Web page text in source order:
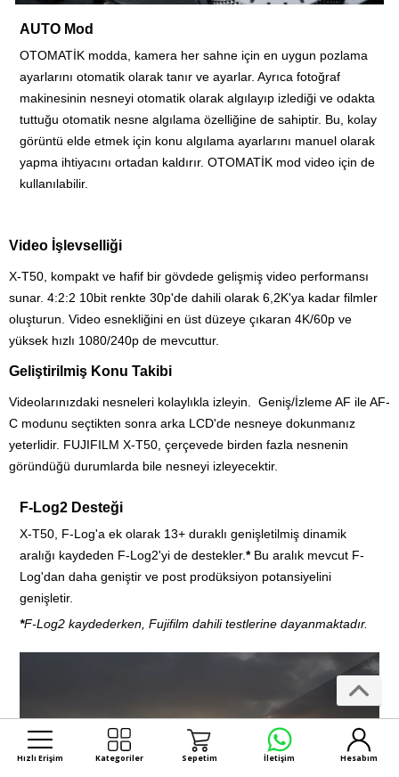
AUTO Mod
OTOMATİK modda, kamera her sahne için en uygun pozlama
ayarlarını otomatik olarak tanır ve ayarlar. Ayrıca fotoğraf
makinesinin nesneyi otomatik olarak algılayıp izlediği ve odakta
tuttuğu otomatik nesne algılama özelliğine de sahiptir. Bu, kolay
görüntü elde etmek için konu algılama ayarlarını manuel olarak
yapma ihtiyacını ortadan kaldırır. OTOMATİK mod video için de
kullanılabilir.
Video İşlevselliği
X-T50, kompakt ve hafif bir gövdede gelişmiş video performansı
sunar. 4:2:2 10bit renkte 30p'de dahili olarak 6,2K'ya kadar filmler
oluşturun. Video esnekliğini en üst düzeye çıkaran 4K/60p ve
yüksek hızlı 1080/240p de mevcuttur.
Geliştirilmiş Konu Takibi
Videolarınızdaki nesneleri kolaylıkla izleyin. Geniş/İzleme AF ile AF-
C modunu seçtikten sonra arka LCD'de nesneye dokunmanız
yeterlidir. FUJIFILM X-T50, çerçevede birden fazla nesnenin
göründüğü durumlarda bile nesneyi izleyecektir.
F-Log2 Desteği
X-T50, F-Log'a ek olarak 13+ duraklı genişletilmiş dinamik
aralığı kaydeden F-Log2'yi de destekler.*Bu aralık mevcut F-
Log'dan daha geniştir ve post prodüksiyon potansiyelini
genişletir.
*F-Log2 kaydederken, Fujifilm dahili testlerine dayanmaktadır.
Hızlı Erişim Kategoriler Sepetim İletişim Hesabım